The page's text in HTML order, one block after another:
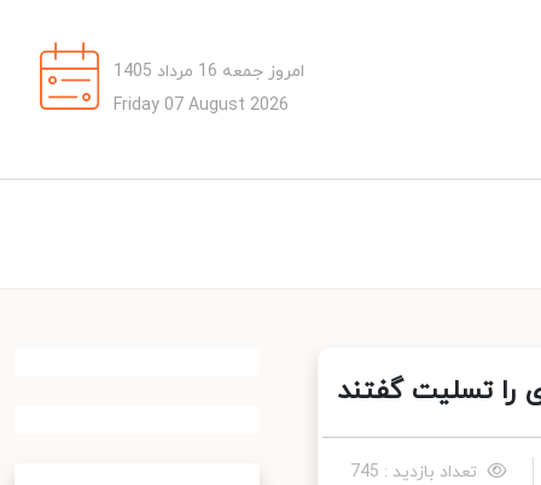
امروز جمعه 16 مرداد 1405
Friday 07 August 2026
تسلیت گفتند
تعداد بازدید : 745